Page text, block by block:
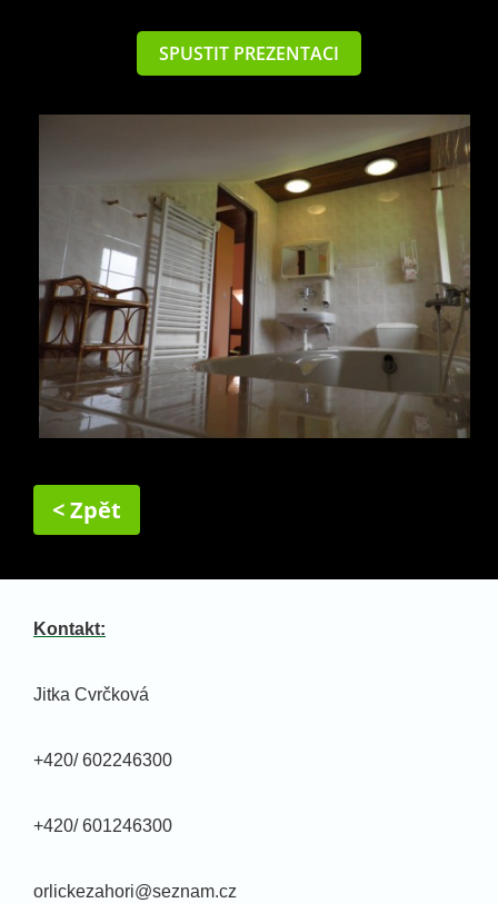
SPUSTIT PREZENTACI
< Zpět
Kontakt:
Jitka Cvrčková
+420/ 602246300
+420/ 601246300
orlickezahori@seznam.cz